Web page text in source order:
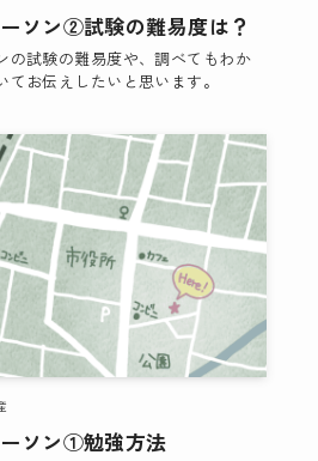
ソン②試験の難易度は？
の試験の難易度や、調べてもわか
てお伝えしたいと思います。
ソン①勉強方法